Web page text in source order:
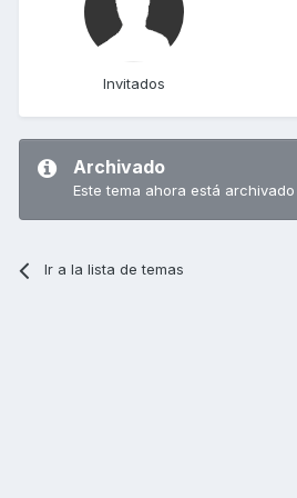
Invitados
Archivado
Este tema ahora está
Ir a la lista de temas